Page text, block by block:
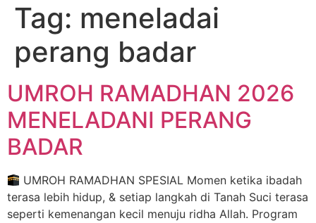
Tag: meneladai
perang badar
UMROH RAMADHAN 2026
MENELADANI PERANG
BADAR
UMROH RAMADHAN SPESIAL Momen ketika ibadah
terasa lebih hidup, & setiap langkah di Tanah Suci terasa
seperti kemenangan kecil menuju ridha Allah. Program